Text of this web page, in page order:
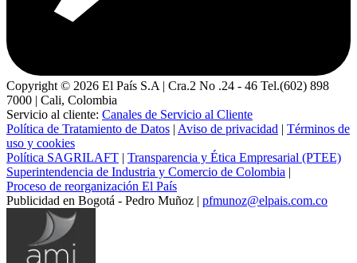
Copyright © 2026 El País S.A | Cra.2 No .24 - 46 Tel.(602) 898
7000 | Cali, Colombia
Servicio al cliente: Canales de Servicio al Cliente
Política de Tratamiento de Datos | Aviso de privacidad | Términos de
uso y cookies
Política SAGRILAFT | Transparencia y Ética Empresarial (PTEE)
Superintendencia de Industria y Comercio de Colombia |
Proceso de reorganización El País
Publicidad en Bogotá - Pedro Muñoz | pfmunoz@elpais.com.co